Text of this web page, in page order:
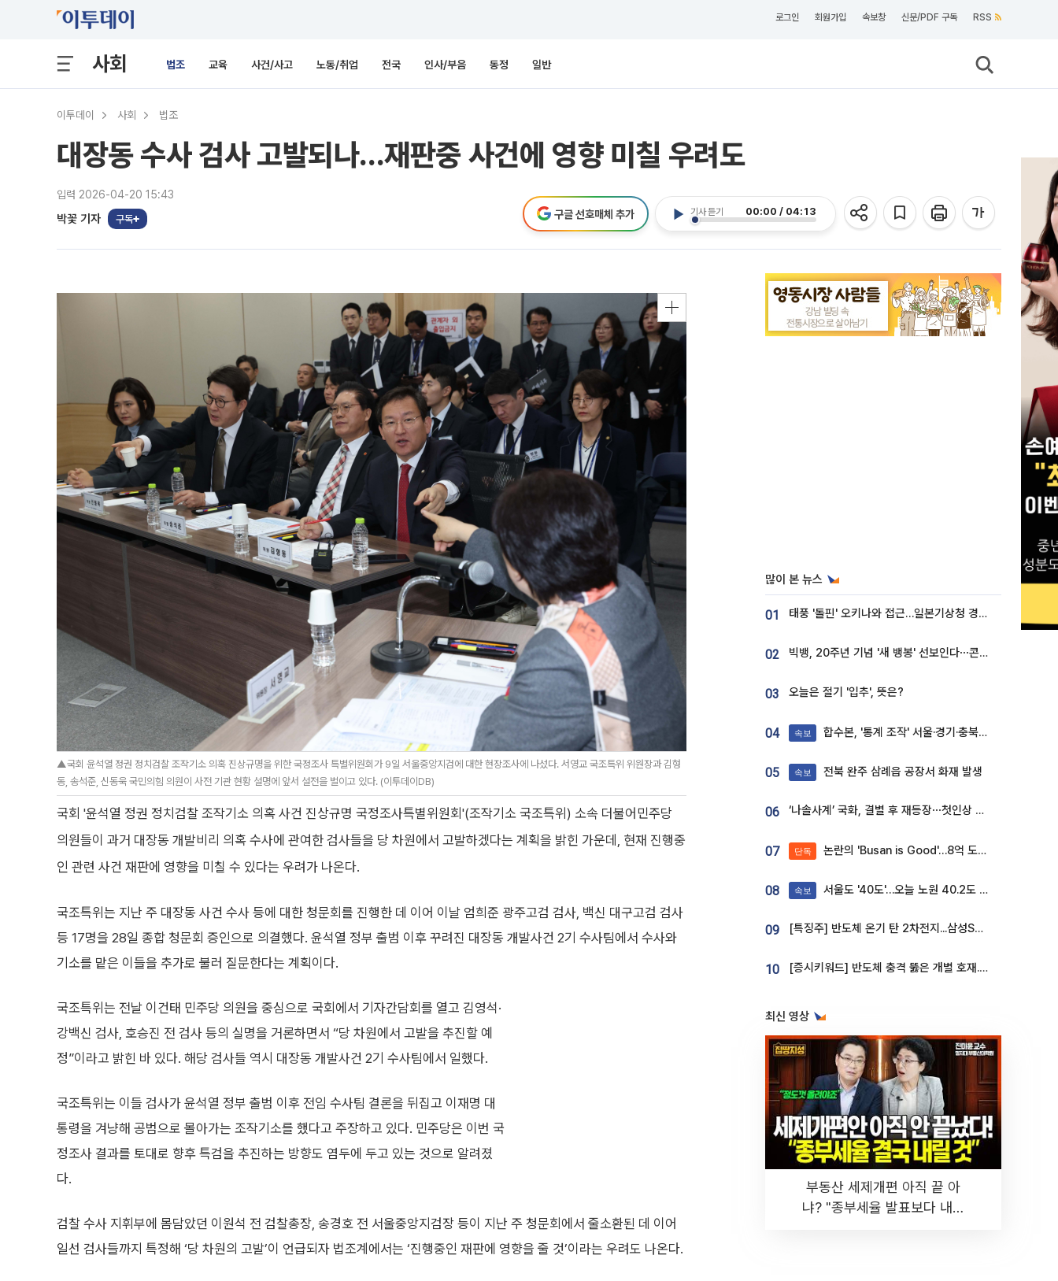
로그인 회원가입 속보창 신문/PDF 구독 RSS
사회 법조 교육 사건/사고 노동/취업 전국 인사/부음 동정 일반
이투데이 사회 법조
대장동 수사 검사 고발되나...재판중 사건에 영향 미칠 우려도
입력 2026-04-20 15:43
박꽃 기자 구독
기사 듣기 00:00 / 04:13
구글 선호매체 추가
▲국회 윤석열 정권 정치검찰 조작기소 의혹 진상규명을 위한 국정조사 특별위원회가 9일 서울중앙지검에 대한 현장조사에 나섰다. 서영교 국조특위 위원장과 김형
동, 송석준, 신동욱 국민의힘 의원이 사전 기관 현황 설명에 앞서 설전을 벌이고 있다. (이투데이DB)
국회 '윤석열 정권 정치검찰 조작기소 의혹 사건 진상규명 국정조사특별위원회'(조작기소 국조특위) 소속 더불어민주당
의원들이 과거 대장동 개발비리 의혹 수사에 관여한 검사들을 당 차원에서 고발하겠다는 계획을 밝힌 가운데, 현재 진행중
인 관련 사건 재판에 영향을 미칠 수 있다는 우려가 나온다.
국조특위는 지난 주 대장동 사건 수사 등에 대한 청문회를 진행한 데 이어 이날 엄희준 광주고검 검사, 백신 대구고검 검사
등 17명을 28일 종합 청문회 증인으로 의결했다. 윤석열 정부 출범 이후 꾸려진 대장동 개발사건 2기 수사팀에서 수사와
기소를 맡은 이들을 추가로 불러 질문한다는 계획이다.
국조특위는 전날 이건태 민주당 의원을 중심으로 국회에서 기자간담회를 열고 김영석·
강백신 검사, 호승진 전 검사 등의 실명을 거론하면서 “당 차원에서 고발을 추진할 예
정”이라고 밝힌 바 있다. 해당 검사들 역시 대장동 개발사건 2기 수사팀에서 일했다.
국조특위는 이들 검사가 윤석열 정부 출범 이후 전임 수사팀 결론을 뒤집고 이재명 대
통령을 겨냥해 공범으로 몰아가는 조작기소를 했다고 주장하고 있다. 민주당은 이번 국
정조사 결과를 토대로 향후 특검을 추진하는 방향도 염두에 두고 있는 것으로 알려졌
다.
검찰 수사 지휘부에 몸담았던 이원석 전 검찰총장, 송경호 전 서울중앙지검장 등이 지난 주 청문회에서 줄소환된 데 이어
일선 검사들까지 특정해 ‘당 차원의 고발’이 언급되자 법조계에서는 ‘진행중인 재판에 영향을 줄 것’이라는 우려도 나온다.
많이 본 뉴스
01 태풍 '돌핀' 오키나와 접근…일본기상청 경로 업데이트
02 빅뱅, 20주년 기념 '새 뱅봉' 선보인다⋯콘서트 앞두고 팝업 개최
03 오늘은 절기 '입추', 뜻은?
04 속보 합수본, '통계 조작' 서울·경기·충북 선관위 등 추가 압수수색
05 속보 전북 완주 삼례읍 공장서 화재 발생
06 ‘나솔사계’ 국화, 결별 후 재등장⋯첫인상 투표 휩쓸고 ‘인기녀’ 등극
07 단독 논란의 'Busan is Good'…8억 도시브랜드, 용산 대통령실 CI 업체가 수행
08 속보 서울도 '40도'…오늘 노원 40.2도 기록
09 [특징주] 반도체 온기 탄 2차전지...삼성SDI, 장 초반 7% 넘게 껑충
10 [증시키워드] 반도체 충격 뚫은 개별 호재...포스코퓨처엠·에코프로·한화솔루션 '눈길'
최신 영상
부동산 세제개편 아직 끝 아
냐? "종부세율 발표보다 내릴